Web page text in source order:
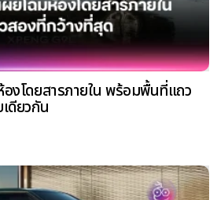
งโดยสารภายใน พร้อมพื้นที่แถว
ดียวกัน